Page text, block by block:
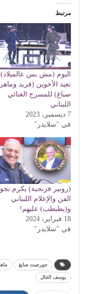
مرتبط
اليوم (مش بس عالميلاد)
تعيد الأخوين (فريد وماهر
صباغ) للمسرح الغنائي
اللبناني
7 ديسمبر، 2023
في "سلايدر"
(روبير فرنجية) يكرم
الفن والإعلام اللبناني
و(يطبطب) عليهم!
18 فبراير، 2024
في "سلايدر"
جورجيت صايغ
يوسف الخال